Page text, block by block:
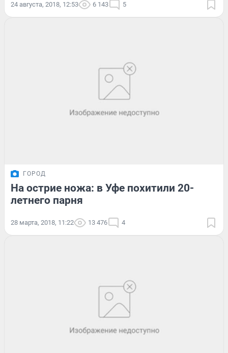
24 августа, 2018, 12:53 6 143 5
ГОРОД
На острие ножа: в Уфе похитили 20-
летнего парня
28 марта, 2018, 11:22 13 476 4